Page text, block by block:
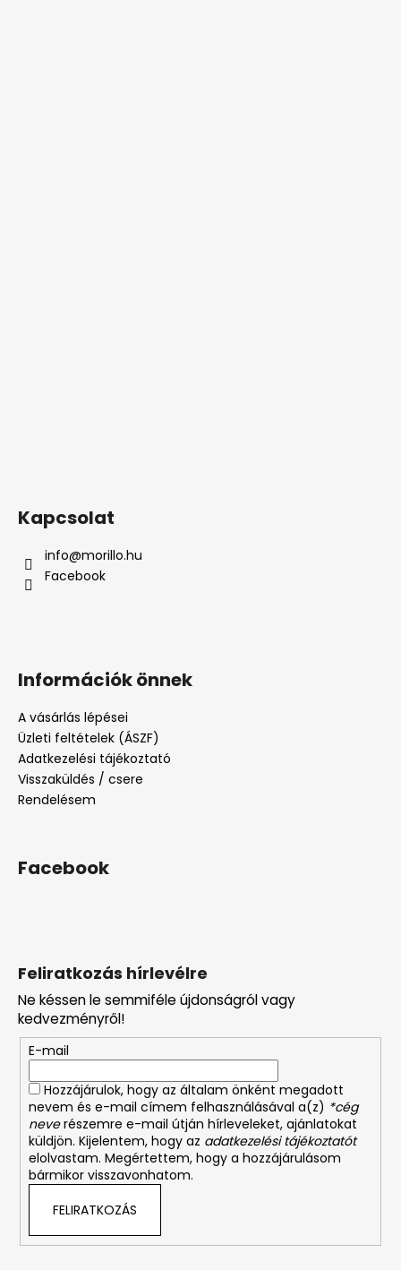
Feliratkozás hírlevélre
Ne késsen le semmiféle újdonságról vagy
kedvezményről!
E-mail
Hozzájárulok, hogy az általam önként megadott
nevem és e-mail címem felhasználásával a(z) *cég
neverészemre e-mail útján hírleveleket, ajánlatokat
küldjön. Kijelentem, hogy az adatkezelési tájékoztatót
elolvastam. Megértettem, hogy a hozzájárulásom
bármikor visszavonhatom.
FELIRATKOZÁS
Kapcsolat
info@morillo.hu
Facebook
Információk önnek
A vásárlás lépései
Üzleti feltételek (ÁSZF)
Adatkezelési tájékoztató
Visszaküldés / csere
Rendelésem
Facebook